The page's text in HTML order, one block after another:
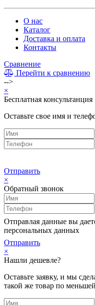
О нас
Каталог
Доставка и оплата
Контакты
Сравнение
Перейти к сравнению
-->
×
Бесплатная консультанция
Оставьте свое имя и
Отправить
×
Обратный звонок
Отправлая данные вы
персональных данных
Отправить
×
Нашли дешевле?
Оставьте заявку, и мы
такой же товар по